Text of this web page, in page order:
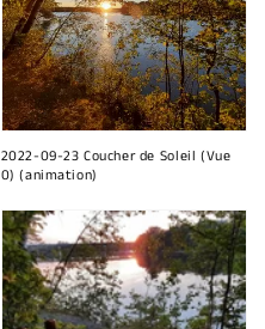
2022-09-23 Coucher de Soleil (Vue
0) (animation)